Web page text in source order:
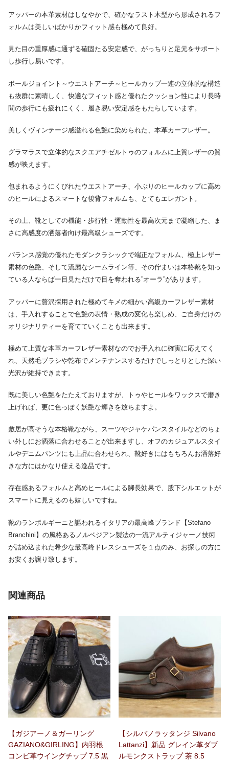
アッパーの本革素材はしなやかで、確かなラスト木型から形成されるフ
ォルムは美しいばかりかフィット感も極めて良好。
見た目の重厚感に通ずる確固たる安定感で、がっちりと足元をサポート
し歩行し易いです。
ボールジョイント～ウエストアーチ～ヒールカップ一連の立体的な構造
も抜群に素晴しく、快適なフィット感と優れたクッション性により長時
間の歩行にも疲れにくく、履き易い安定感をもたらしています。
美しくヴィンテージ感溢れる色艶に染められた、本革カーフレザー。
グラマラスで立体的なスクエアチゼルトゥのフォルムに上質レザーの質
感が映えます。
包まれるようにくびれたウエストアーチ、小ぶりのヒールカップに高め
のヒールによるスマートな後背フォルムも、とてもエレガント。
その上、靴としての機能・歩行性・運動性を最高次元まで凝縮した、ま
さに高感度の洒落者向け最高級シューズです。
バランス感覚の優れたモダンクラシックで端正なフォルム、極上レザー
素材の色艶、そして流麗なシームライン等、その佇まいは本格靴を知っ
ている人ならば一目見ただけで目を奪われる”オーラ”があります。
アッパーに贅沢採用された極めてキメの細かい高級カーフレザー素材
は、手入れすることで色艶の表情・熟成の変化も楽しめ、ご自身だけの
オリジナリティーを育てていくことも出来ます。
極めて上質な本革カーフレザー素材なのでお手入れに確実に応えてく
れ、天然毛ブラシや乾布でメンテナンスするだけでしっとりとした深い
光沢が維持できます。
既に美しい色艶をたたえておりますが、トゥやヒールをワックスで磨き
上げれば、更に色っぽく妖艶な輝きを放ちますよ。
敷居が高そうな本格靴ながら、スーツやジャケパンスタイルなどのちょ
い外しにお洒落に合わせることが出来ますし、オフのカジュアルスタイ
ルやデニムパンツにも上品に合わせられ、靴好きにはもちろんお洒落好
きな方にはかなり使える逸品です。
存在感あるフォルムと高めヒールによる脚長効果で、股下シルエットが
スマートに見えるのも嬉しいですね。
靴のランボルギーニと謳われるイタリアの最高峰ブランド【Stefano
Branchini】の風格あるノルベジアン製法の一流アルティジャーノ技術
が詰め込まれた希少な最高峰ドレスシューズを１点のみ、お探しの方に
お安くお譲り致します。
関連商品
【ガジアーノ＆ガーリング
GAZIANO&GIRLING】内羽根
コンビ革ウイングチップ 7.5 黒
【シルバノラッタンジ Silvano
Lattanzi】新品 グレイン革ダブ
ルモンクストラップ 茶 8.5